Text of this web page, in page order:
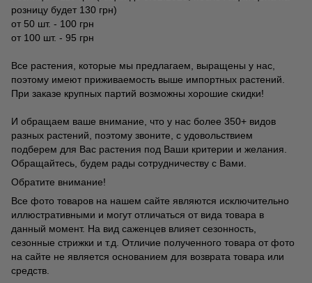
розницу будет 130 грн)
от 50 шт. - 100 грн
от 100 шт. - 95 грн
Все растения, которые мы предлагаем, выращены у нас,
поэтому имеют приживаемость выше импортных растений.
При заказе крупных партий возможны хорошие скидки!
И обращаем ваше внимание, что у нас более 350+ видов
разных растений, поэтому звоните, с удовольствием
подберем для Вас растения под Ваши критерии и желания.
Обращайтесь, будем рады сотрудничеству с Вами.
Обратите внимание!
Все фото товаров на нашем сайте являются исключительно
иллюстративными и могут отличаться от вида товара в
данный момент. На вид саженцев влияет сезонность,
сезонные стрижки и т.д. Отличие полученного товара от фото
на сайте не является основанием для возврата товара или
средств.